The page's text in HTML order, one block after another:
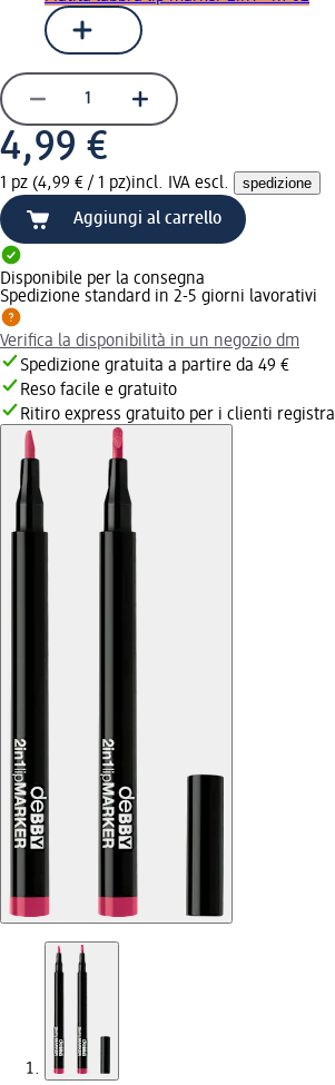
4,99 €
1 pz (4,99 € / 1 pz)incl. IVA escl. spedizione
Aggiungi al carrello
Disponibile per la consegna
Spedizione standard in 2-5 giorni lavorativi
Verifica la disponibilità in un negozio dm
Spedizione gratuita a partire da 49 €
Reso facile e gratuito
Ritiro express gratuito per i clienti